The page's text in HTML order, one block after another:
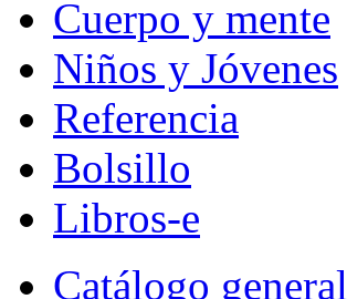
Cuerpo y mente
Niños y Jóvenes
Referencia
Bolsillo
Libros-e
Catálogo general